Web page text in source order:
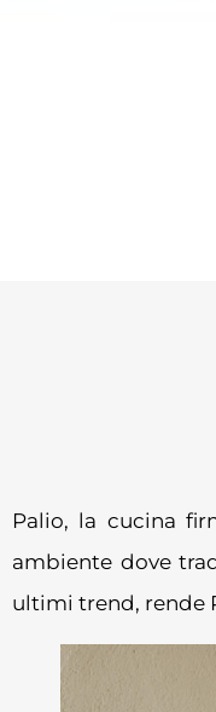
Palio, la cucina
ambiente dove
ultimi trend, rende